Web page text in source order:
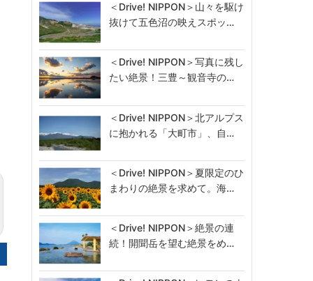
＜Drive! NIPPON＞山々を駆け
抜けて五色沼の映えスポッ…
＜Drive! NIPPON＞写真に残し
たい絶景！三豊～観音寺の…
＜Drive! NIPPON＞北アルプス
に抱かれる「大町市」、自…
＜Drive! NIPPON＞夏限定のひ
まわりの絶景を求めて。海…
＜Drive! NIPPON＞絶景の連
続！開聞岳を望む絶景をめ…